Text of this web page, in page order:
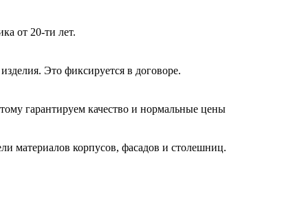
от 20-ти лет.
Это фиксируется в договоре.
гарантируем качество и нормальные цены
материалов корпусов, фасадов и столешниц.